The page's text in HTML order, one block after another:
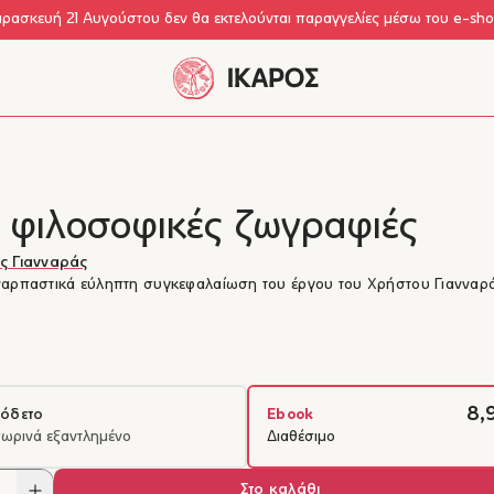
21 Αυγούστου δεν θα εκτελούνται παραγγελίες μέσω του e-
φιλοσοφικές ζωγραφιές
Γιανναράς
εύληπτη συγκεφαλαίωση του έργου του Χρήστου
εξαντλημένο
Ebook
Διαθέσιμο
Στο καλάθι